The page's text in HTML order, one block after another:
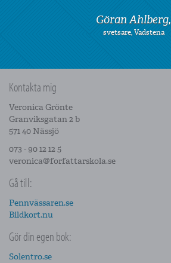
Göran Ahlberg,
svetsare, Vadstena
Kontakta mig
Veronica Grönte
Granviksgatan 2 b
571 40 Nässjö
073 - 90 12 12 5
veronica@forfattarskola.se
Gå till:
Pennvässaren.se
Bildkort.nu
Gör din egen bok:
Solentro.se